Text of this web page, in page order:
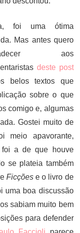
foi uma ótima
Mas antes quero
aos
deste post
belos textos que
sobre o que
comigo e, algumas
Gostei muito de
meio apavorante,
foi a de que houve
se plateia também
Ficções e o livro de
uma boa discussão
sabiam muito bem
para defender